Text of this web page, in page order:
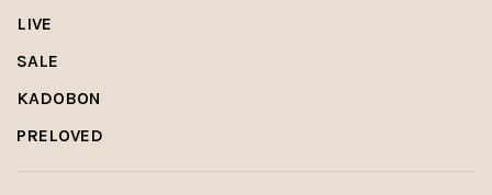
LIVE
SALE
KADOBON
PRELOVED